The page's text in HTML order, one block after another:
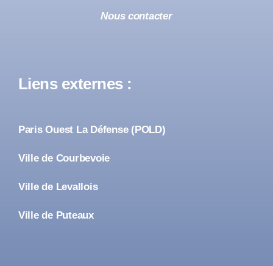
Nous contacter
Liens externes :
Paris Ouest La Défense (POLD)
Ville de Courbevoie
Ville de Levallois
Ville de Puteaux